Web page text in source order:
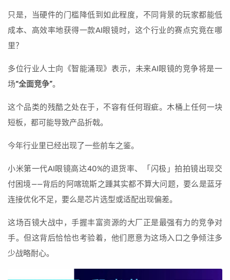
只是，当硬件的门槛降低到如此程度，不同背景的玩家都能低
成本、高效率地获得一款AI眼镜时，这个行业的赛点究竟在哪
里？
多位行业人士向《智能涌现》表示，未来AI眼镜的竞争将是一
场“全面竞争”。
这个品类的残酷之处在于，不容有任何瑕疵。木桶上任何一块
短板，都可能导致产品折戟。
今年行业里已经出现了一些前车之鉴。
小米第一代AI眼镜高达40%的退货率、「闪极」拍拍镜出现交
付困境——背后的阿喀琉斯之踵其实都不算大问题，要么是蓝牙
连接优化不足，要么是芯片选型或适配出现偏差。
这场百镜大战中，手握丰富资源的大厂正是最强有力的竞争对
手。但这背后恰恰也考验着，他们愿意为这场入口之争倾注多
少战略耐心。